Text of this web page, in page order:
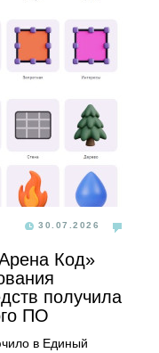
30.07.2026
Код»
получила
ПО
в Единый